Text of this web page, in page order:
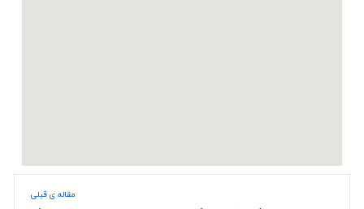
مقاله ی قبلی